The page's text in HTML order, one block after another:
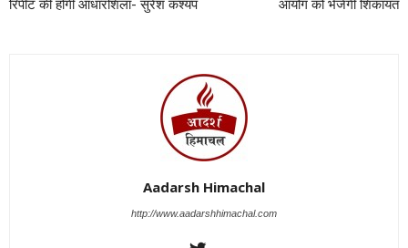
रिपीट की होगी आधारशिला- सुरेश कश्यप
आयोग को भेजेगी शिकायत
Aadarsh Himachal
http://www.aadarshhimachal.com